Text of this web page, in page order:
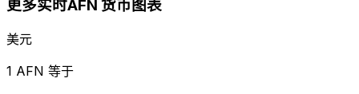
更多实时AFN 货币图表
美元
1 AFN 等于